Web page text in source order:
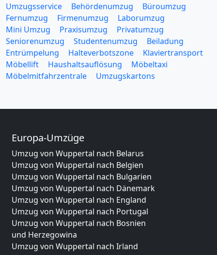
Umzugsservice Behördenumzug
Büroumzug
Fernumzug
Firmenumzug
Laborumzug
Mini Umzug
Praxisumzug
Privatumzug
Seniorenumzug
Studentenumzug
Beiladung
Entrümpelung
Halteverbotszone
Klaviertransport
Möbellift
Haushaltsauflösung
Möbeltaxi
Möbelmitfahrzentrale
Umzugskartons
Europa-Umzüge
Umzug von Wuppertal nach Belarus
Umzug von Wuppertal nach Belgien
Umzug von Wuppertal nach Bulgarien
Umzug von Wuppertal nach Dänemark
Umzug von Wuppertal nach England
Umzug von Wuppertal nach Portugal
Umzug von Wuppertal nach Bosnien
und Herzegowina
Umzug von Wuppertal nach Irland